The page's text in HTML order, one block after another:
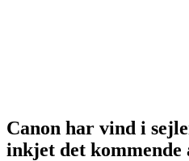
Canon har vind i
inkjet det kommende